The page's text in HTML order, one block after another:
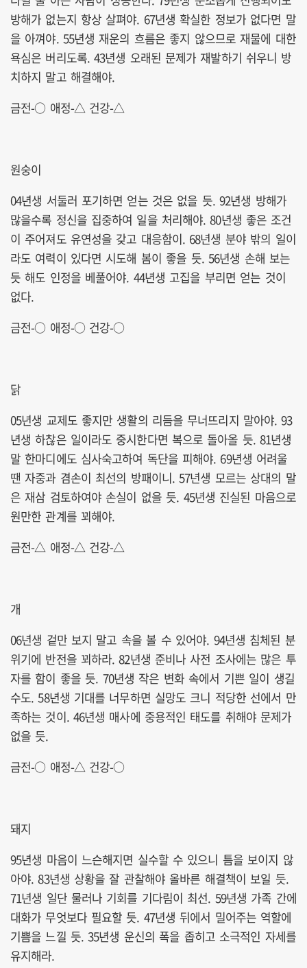
방해가 없는지 항상 살펴야. 67년생 확실한 정보가 없다면 말
을 아껴야. 55년생 재운의 흐름은 좋지 않으므로 재물에 대한
욕심은 버리도록. 43년생 오래된 문제가 재발하기 쉬우니 방
치하지 말고 해결해야.
금전-○ 애정-△ 건강-△
원숭이
04년생 서둘러 포기하면 얻는 것은 없을 듯. 92년생 방해가
많을수록 정신을 집중하여 일을 처리해야. 80년생 좋은 조건
이 주어져도 유연성을 갖고 대응함이. 68년생 분야 밖의 일이
라도 여력이 있다면 시도해 봄이 좋을 듯. 56년생 손해 보는
듯 해도 인정을 베풀어야. 44년생 고집을 부리면 얻는 것이
없다.
금전-○ 애정-○ 건강-○
닭
05년생 교제도 좋지만 생활의 리듬을 무너뜨리지 말아야. 93
년생 하찮은 일이라도 중시한다면 복으로 돌아올 듯. 81년생
말 한마디에도 심사숙고하여 독단을 피해야. 69년생 어려울
땐 자중과 겸손이 최선의 방패이니. 57년생 모르는 상대의 말
은 재삼 검토하여야 손실이 없을 듯. 45년생 진실된 마음으로
원만한 관계를 꾀해야.
금전-△ 애정-△ 건강-△
개
06년생 겉만 보지 말고 속을 볼 수 있어야. 94년생 침체된 분
위기에 반전을 꾀하라. 82년생 준비나 사전 조사에는 많은 투
자를 함이 좋을 듯. 70년생 작은 변화 속에서 기쁜 일이 생길
수도. 58년생 기대를 너무하면 실망도 크니 적당한 선에서 만
족하는 것이. 46년생 매사에 중용적인 태도를 취해야 문제가
없을 듯.
금전-○ 애정-△ 건강-○
돼지
95년생 마음이 느슨해지면 실수할 수 있으니 틈을 보이지 않
아야. 83년생 상황을 잘 관찰해야 올바른 해결책이 보일 듯.
71년생 일단 물러나 기회를 기다림이 최선. 59년생 가족 간에
대화가 무엇보다 필요할 듯. 47년생 뒤에서 밀어주는 역할에
기쁨을 느낄 듯. 35년생 운신의 폭을 좁히고 소극적인 자세를
유지해라.